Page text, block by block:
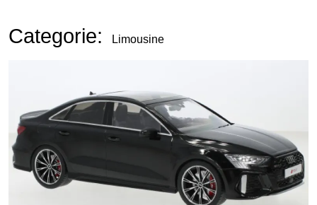
Categorie: Limousine